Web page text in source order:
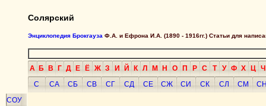
Солярский
Энциклопедия Брокгауза Ф.А. и Ефрона И.А. (1890 - 1916гг.) Статьи для
А Б В Г Д Е Ё Ж З И Й К Л М Н О П Р С Т У Ф Х Ц Ч
С
СА СБ СВ СГ СД СЕ СЖ СИ СК СЛ СМ
СОУ